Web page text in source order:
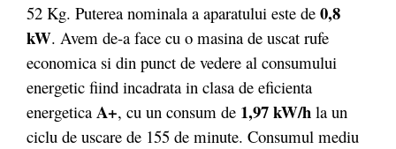
52 Kg. Puterea nominala a aparatului este de 0,8
kW. Avem de-a face cu o masina de uscat rufe
economica si din punct de vedere al consumului
energetic fiind incadrata in clasa de eficienta
energetica A+, cu un consum de 1,97 kW/h la un
ciclu de uscare de 155 de minute. Consumul mediu